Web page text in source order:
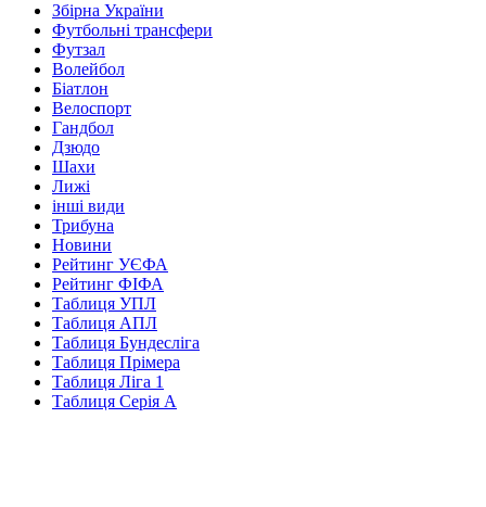
Збірна України
Футбольні трансфери
Футзал
Волейбол
Біатлон
Велоспорт
Гандбол
Дзюдо
Шахи
Лижі
інші види
Трибуна
Новини
Рейтинг УЄФА
Рейтинг ФІФА
Таблиця УПЛ
Таблиця АПЛ
Таблиця Бундесліга
Таблиця Прімера
Таблиця Ліга 1
Таблиця Серія А